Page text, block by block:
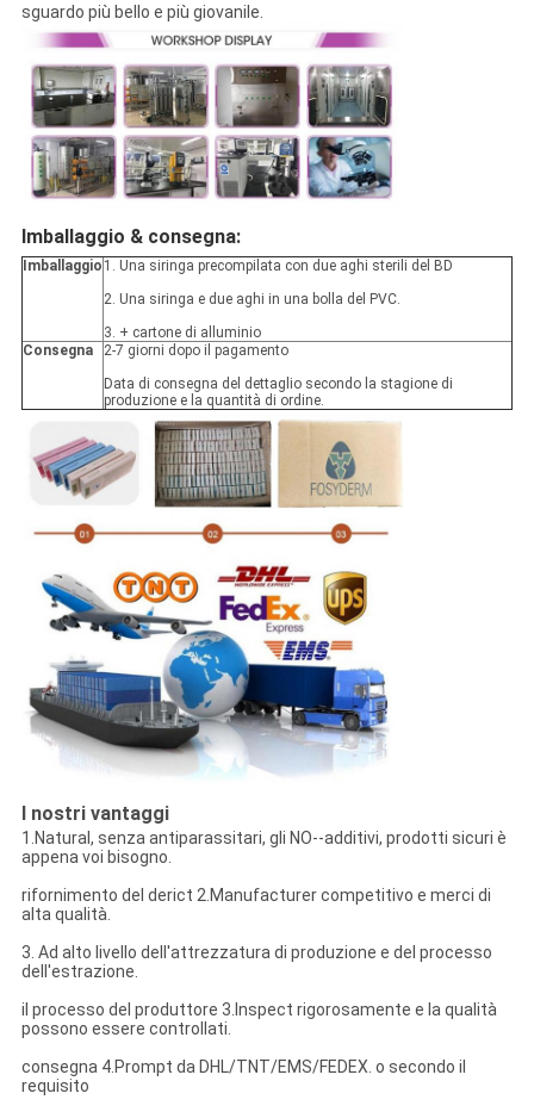
sguardo più bello e più giovanile.
Imballaggio & consegna:
Imballaggio 1. Una siringa precompilata con due aghi sterili del BD
2. Una siringa e due aghi in una bolla del PVC.
3. + cartone di alluminio
Consegna
2-7 giorni dopo il pagamento
Data di consegna del dettaglio secondo la stagione di
produzione e la quantità di ordine.
I nostri vantaggi
1.Natural, senza antiparassitari, gli NO--additivi, prodotti sicuri è
appena voi bisogno.
rifornimento del derict 2.Manufacturer competitivo e merci di
alta qualità.
3. Ad alto livello dell'attrezzatura di produzione e del processo
dell'estrazione.
il processo del produttore 3.Inspect rigorosamente e la qualità
possono essere controllati.
consegna 4.Prompt da DHL/TNT/EMS/FEDEX. o secondo il
requisito